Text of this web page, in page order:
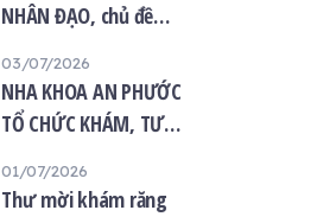
NHÂN ĐẠO, chủ đề
mùa Vu lan”
03/07/2026
NHA KHOA AN PHƯỚC
TỔ CHỨC KHÁM, TƯ
MIỆNG MIỄN PHÍ TẠI
01/07/2026
Thư mời khám răng